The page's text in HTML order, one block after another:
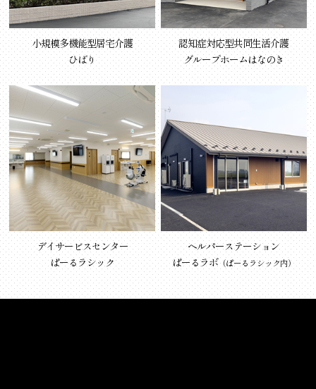
小規模多機能型居宅介護
ひばり
認知症対応型共同生活介護
グループホームはなのき
デイサービスセンター
ぱーるラシック
ヘルパーステーション
ぱーるラボ（ぱーるラシック内）